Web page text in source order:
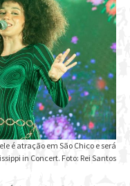
é atração em São Chico e será
in Concert. Foto: Rei Santos